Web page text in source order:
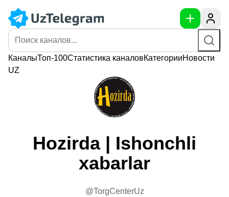
КаналыТоп-100Статистика каналовКатегорииНовости
UZ
Hozirda | Ishonchli
xabarlar
@TorgCenterUz